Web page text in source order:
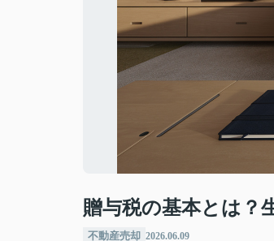
贈与税の基本とは？
不動産売却 2026.06.09